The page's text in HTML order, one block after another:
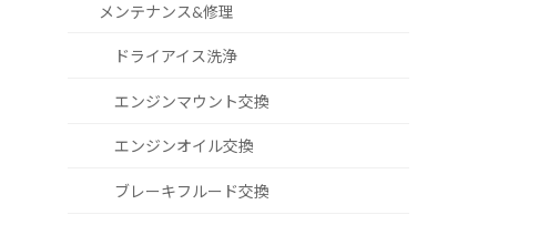
メンテナンス&修理
ドライアイス洗浄
エンジンマウント交換
エンジンオイル交換
ブレーキフルード交換